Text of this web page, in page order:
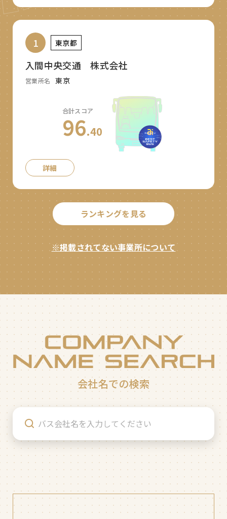
1 東京都
入間中央交通 株式会社
営業所名 東京
合計スコア
96.40
詳細
ランキングを見る
※掲載されてない事業所について
会社名での検索